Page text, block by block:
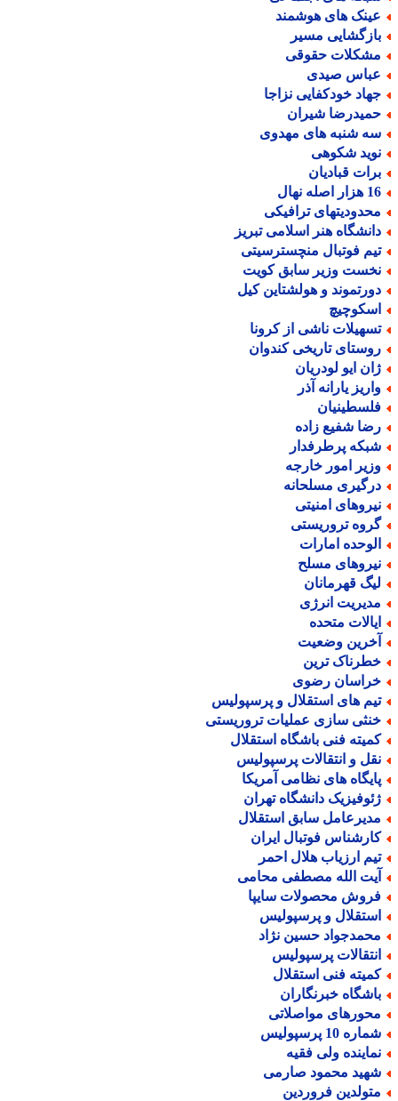
های هوشمند
مسیر
حقوقی
صیدی
خودکفایی نزاجا
شیران
شنبه های مهدوی
شکوهی
قبادیان
نهال
ترافیکی
هنر اسلامی تبریز
فوتبال منچسترسیتی
وزیر سابق کویت
و هولشتاین کیل
ناشی از کرونا
تاریخی کندوان
ایو لودریان
یارانه آذر
شفیع زاده
پرطرفدار
امور خارجه
مسلحانه
امنیتی
تروریستی
امارات
مسلح
قهرمانان
انرژی
متحده
وضعیت
ترین
رضوی
های استقلال و پرسپولیس
سازی عملیات تروریستی
فنی باشگاه استقلال
و انتقالات پرسپولیس
های نظامی آمریکا
دانشگاه تهران
سابق استقلال
فوتبال ایران
ارزیاب هلال احمر
الله مصطفی محامی
محصولات سایپا
و پرسپولیس
حسین نژاد
پرسپولیس
فنی استقلال
خبرنگاران
مواصلاتی
10 پرسپولیس
ولی فقیه
محمود صارمی
فروردین